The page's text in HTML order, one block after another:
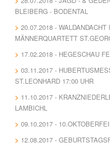
BLEIBERG - BODENTAL
20.07.2018 -
MÄNNERQUARTETT
17.02.2018 - HEGESCHAU
03.11.2017 -
ST.LEONHARD 17:00 UHR
11.10.2017 -
LAMBICHL
09.10.2017 -
12.08.2017 -